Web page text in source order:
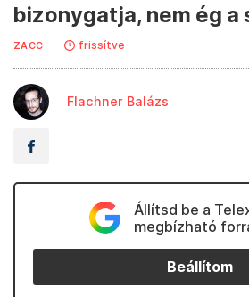
bizonygatja, nem ég a
ZACC frissítve
Flachner Balázs
Állítsd be a
megbízható
Beállítom